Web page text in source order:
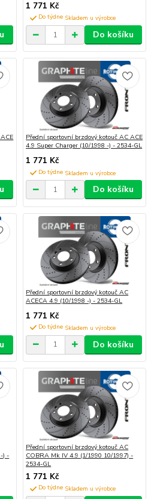
1 771 Kč
Do týdne
Do košíku
Přední sportovní brzdový kotouč AC ACE
4.9 Super Charger (10/1998 -) - 2534-GL
1 771 Kč
Do týdne
Do košíku
Přední sportovní brzdový kotouč AC
ACECA 4.9 (10/1998 -) - 2534-GL
1 771 Kč
Do týdne
Do košíku
) -
Přední sportovní brzdový kotouč AC
COBRA Mk IV 4.9 (1/1990 10/1997) -
2534-GL
1 771 Kč
Do týdne